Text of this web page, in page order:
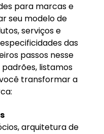
para marcas e
seu modelo de
serviços e
das
passos nesse
listamos
transformar a
arquitetura de